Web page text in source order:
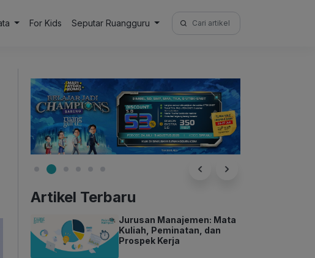
For Kids Seputar Ruangguru
Search
for:
Artikel Terbaru
Jurusan Manajemen: Mata
Kuliah, Peminatan, dan
Prospek Kerja